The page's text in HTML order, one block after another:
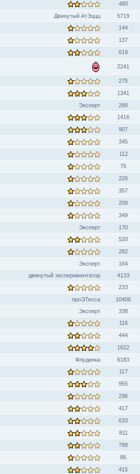
480
Двинутый АтЭццц
5719
144
137
619
2241
275
1341
Эксперт
289
1416
907
345
112
76
226
357
209
349
Эксперт
170
520
282
Эксперт
164
двинутый экспериментатор
4133
233
проЭТесса
10406
Эксперт
338
116
444
1622
Флудинка
6183
117
955
296
417
633
811
788
86
415